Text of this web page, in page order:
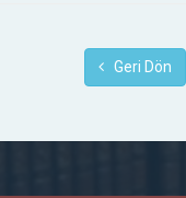
Geri Dön